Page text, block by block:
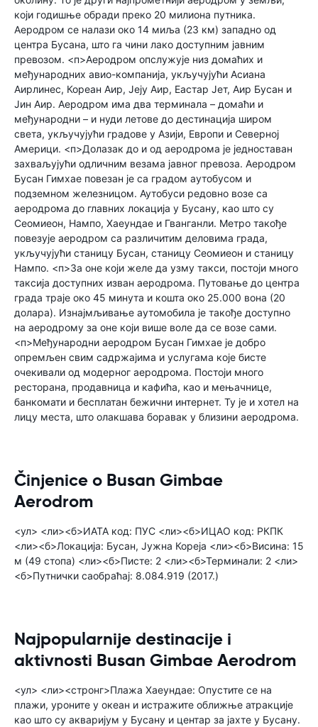
који годишње обради преко 20 милиона путника.
Аеродром се налази око 14 миља (23 км) западно од
центра Бусана, што га чини лако доступним јавним
превозом. <п>Аеродром опслужује низ домаћих и
међународних авио-компанија, укључујући Асиана
Аирлинес, Кореан Аир, Јеју Аир, Еастар Јет, Аир Бусан и
Јин Аир. Аеродром има два терминала – домаћи и
међународни – и нуди летове до дестинација широм
света, укључујући градове у Азији, Европи и Северној
Америци. <п>Долазак до и од аеродрома је једноставан
захваљујући одличним везама јавног превоза. Аеродром
Бусан Гимхае повезан је са градом аутобусом и
подземном железницом. Аутобуси редовно возе са
аеродрома до главних локација у Бусану, као што су
Сеомиеон, Нампо, Хаеундае и Гванганли. Метро такође
повезује аеродром са различитим деловима града,
укључујући станицу Бусан, станицу Сеомиеон и станицу
Нампо. <п>За оне који желе да узму такси, постоји много
таксија доступних изван аеродрома. Путовање до центра
града траје око 45 минута и кошта око 25.000 вона (20
долара). Изнајмљивање аутомобила је такође доступно
на аеродрому за оне који више воле да се возе сами.
<п>Међународни аеродром Бусан Гимхае је добро
опремљен свим садржајима и услугама које бисте
очекивали од модерног аеродрома. Постоји много
ресторана, продавница и кафића, као и мењачнице,
банкомати и бесплатан бежични интернет. Ту је и хотел на
лицу места, што олакшава боравак у близини аеродрома.
Činjenice o Busan Gimbae
Aerodrom
<ул> <ли><б>ИАТА код: ПУС <ли><б>ИЦАО код: РКПК
<ли><б>Локација: Бусан, Јужна Кореја <ли><б>Висина: 15
м (49 стопа) <ли><б>Писте: 2 <ли><б>Терминали: 2 <ли>
<б>Путнички саобраћај: 8.084.919 (2017.)
Najpopularnije destinacije i
aktivnosti Busan Gimbae Aerodrom
<ул> <ли><стронг>Плажа Хаеундае: Опустите се на
плажи, уроните у океан и истражите оближње атракције
као што су акваријум у Бусану и центар за јахте у Бусану.